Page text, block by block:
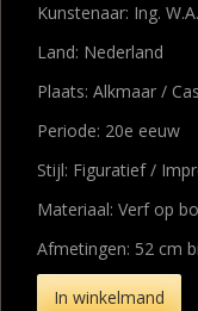
Kunstenaar: Ing.
Land: Nederland
Plaats: Alkmaar /
Periode: 20e eeuw
Stijl: Figuratief /
Materiaal: Verf op
Afmetingen: 52 cm
In winkelmand